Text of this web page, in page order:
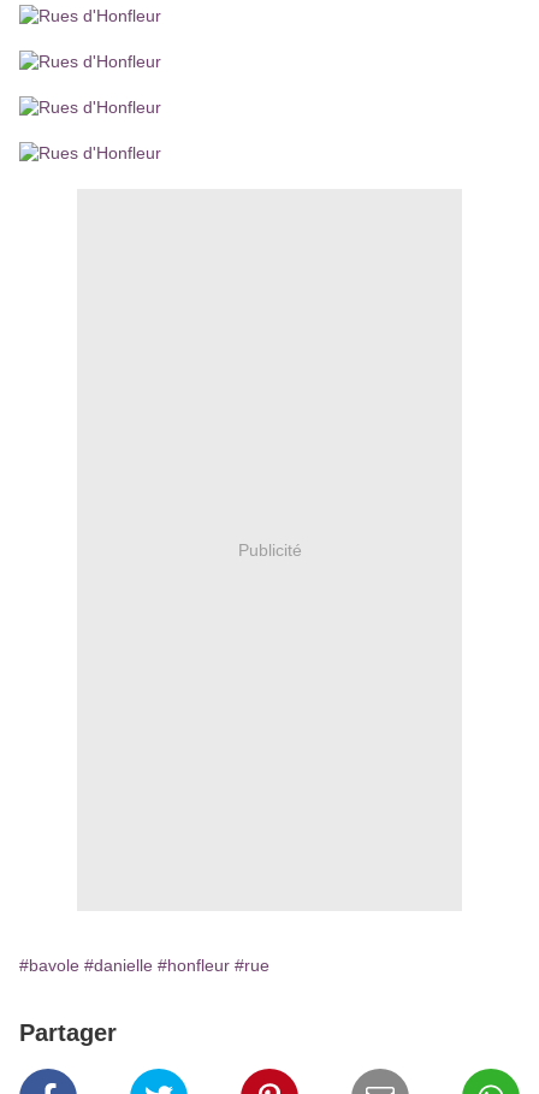
Publicité
#bavole #danielle #honfleur #rue
Partager